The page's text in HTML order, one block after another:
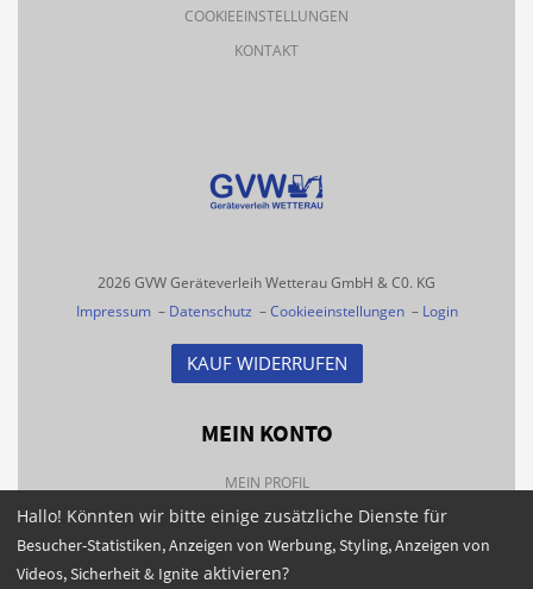
COOKIEEINSTELLUNGEN
KONTAKT
2026 GVW Geräteverleih Wetterau GmbH & C0. KG
Impressum– Datenschutz –Cookieeinstellungen– Login
KAUF WIDERRUFEN
MEIN KONTO
MEIN PROFIL
BESTELLHISTORIE
FAQS
Hallo! Könnten wir bitte einige zusätzliche Dienste für
Besucher-Statistiken, Anzeigen von Werbung, Styling, Anzeigen von
Videos, Sicherheit & Ignite aktivieren?